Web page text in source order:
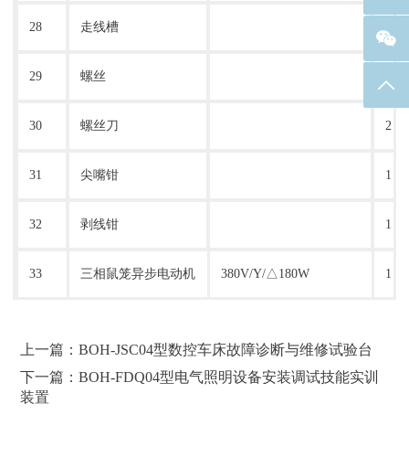
28 走线槽 2米
29 螺丝
30 螺丝刀 2
31 尖嘴钳 1
32 剥线钳 1
33 三相鼠笼异步电动机 380V/Y/△180W 1
上一篇：BOH-JSC04型数控车床故障诊断与维修试验台
下一篇：BOH-FDQ04型电气照明设备安装调试技能实训
装置
返回